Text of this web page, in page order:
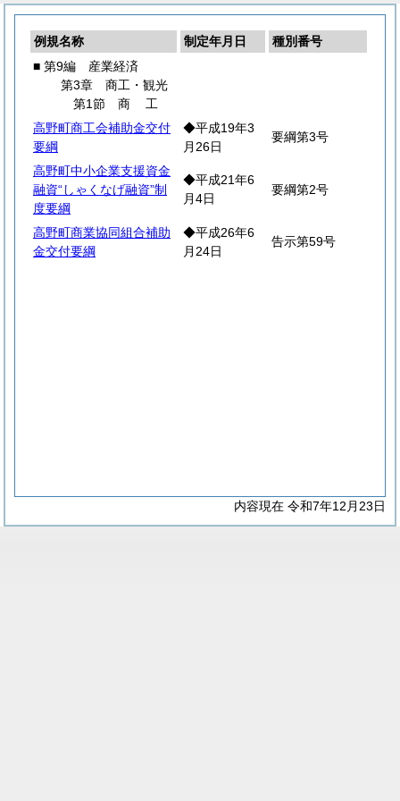
例規名称 制定年月日
種別番号
■ 第9編 産業経済
第3章 商工・観光
第1節 商 工
高野町商工会補助金交付
要綱
◆平成19年3
月26日
要綱第3号
高野町中小企業支援資金
融資“しゃくなげ融資”制
度要綱
◆平成21年6
月4日
要綱第2号
高野町商業協同組合補助
金交付要綱
◆平成26年6
月24日
告示第59号
内容現在 令和7年12月23日